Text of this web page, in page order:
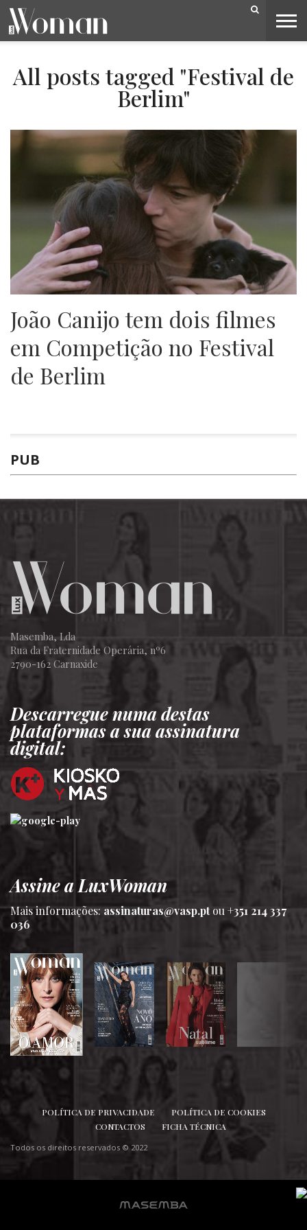
SIGA-NOS
LIFESTYLE
PESSOAS
SOCIEDADE
All posts tagged "Festival de
Berlim"
João Canijo tem dois filmes
em Competição no Festival
de Berlim
PUB
Masemba, Lda
Rua da Fraternidade Operária, nº6
2790-162 Carnaxide
Descarregue numa destas
plataformas a sua assinatura
digital:
Assine a LuxWoman
Mais informações:assinaturas@vasp.ptou +351 214 337
036
POLÍTICA DE PRIVACIDADE
POLÍTICA DE COOKIES
CONTACTOS
FICHA TÉCNICA
Todos os direitos reservados © 2022